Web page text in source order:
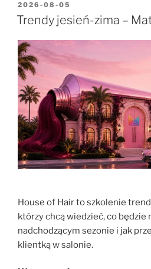
2026-08-05
Trendy jesień-zima –
House of Hair to szkolenie
którzy chcą wiedzieć, co będzie
nadchodzącym sezonie i jak
klientką w salonie.